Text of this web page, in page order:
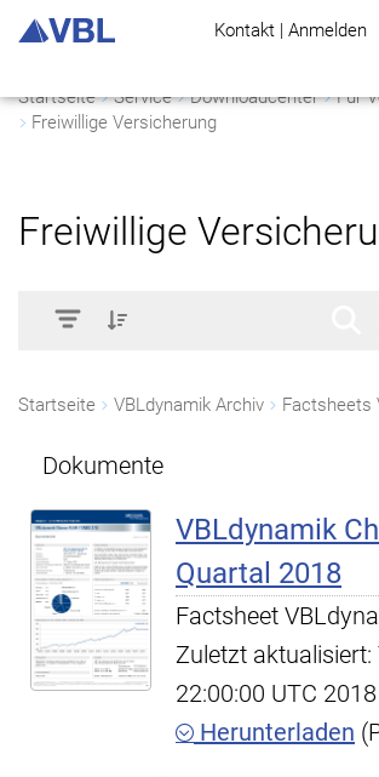
Kontakt | Anmelden
Startseite Service Downloadcenter
Für
Freiwillige Versicherung
Freiwillige
Startseite VBLdynamik Archiv Factsheets
Dokumente
VBLdynamik
Quartal 2018
Factsheet
Zuletzt aktualisiert:
22:00:00 UTC 2018
Herunterladen